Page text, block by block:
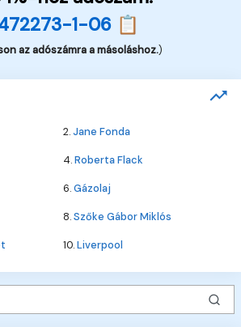
1-06 📋
az adószámra a másoláshoz.)
2.Jane Fonda
4.Roberta Flack
6.Gázolaj
8.Szőke Gábor Miklós
10.Liverpool